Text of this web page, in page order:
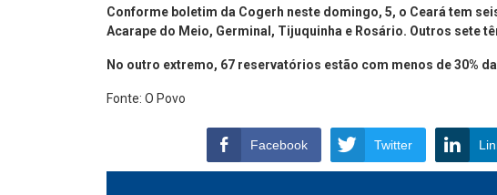
Conforme boletim da Cogerh neste domingo, 5, o Ceará tem
Acarape do Meio, Germinal, Tijuquinha e Rosário. Outros sete
No outro extremo, 67 reservatórios estão com menos de 30%
Fonte: O Povo
Facebook Twitter